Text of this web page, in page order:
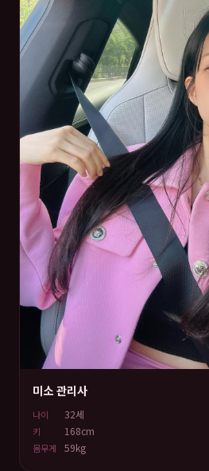
미소 관리사
나이 32세
키 168cm
몸무게 59kg